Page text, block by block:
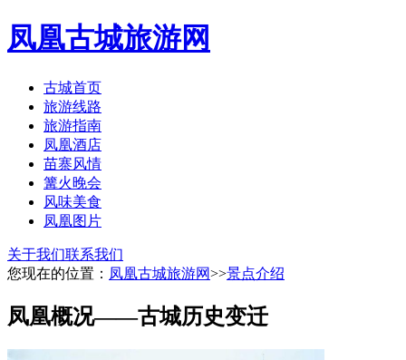
凤凰古城旅游网
古城首页
旅游线路
旅游指南
凤凰酒店
苗寨风情
篝火晚会
风味美食
凤凰图片
关于我们联系我们
您现在的位置： 凤凰古城旅游网>>景点介绍
凤凰概况——古城历史变迁